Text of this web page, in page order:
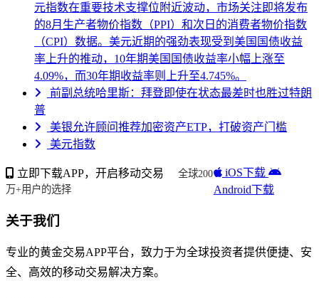
元指数在重要技术支撑位附近波动，市场关注即将发布
的8月生产者物价指数（PPI）和次日的消费者物价指数
（CPI）数据。美元近期的强劲表现受到美国国债收益
率上升的推动，10年期美国国债收益率小幅上涨至
4.09%，而30年期收益率则上升至4.745%。
前副总统哈里斯：拜登即使在状态最差时也胜过特朗
普
美银允许顾问推荐加密资产ETP，打破资产门槛
美元指数
立即下载APP，开启移动交易
全球200
万+用户的选择
iOS下载
Android下载
关于我们
专业的黄金交易APP平台，致力于为全球投资者提供便捷、安
全、高效的移动交易解决方案。